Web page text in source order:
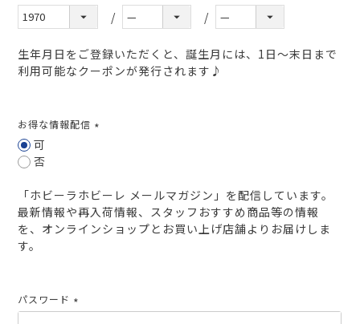
生年月日をご登録いただくと、誕生月には、1日～末日まで
利用可能なクーポンが発行されます♪
お得な情報配信
可
否
「ホビーラホビーレ メールマガジン」を配信しています。
最新情報や再入荷情報、スタッフおすすめ商品等の情報
を、オンラインショップとお買い上げ店舗よりお届けしま
す。
パスワード